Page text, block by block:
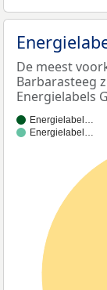
De meest
Barbarasteeg
Energielabels
Energielabel…
Energielabel…